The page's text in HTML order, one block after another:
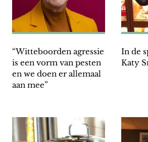
“Witteboorden agressie
is een vorm van pesten
en we doen er allemaal
aan mee”
In de
Katy